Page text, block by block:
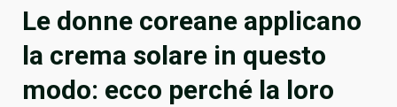
Le donne coreane applicano
la crema solare in questo
modo: ecco perché la loro